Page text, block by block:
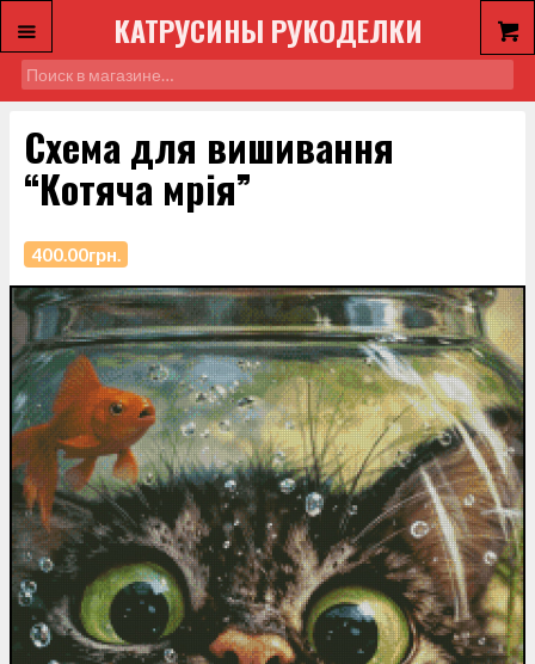
КАТРУСИНЫ РУКОДЕЛКИ
Схема для вишивання
“Котяча мрія”
400.00грн.